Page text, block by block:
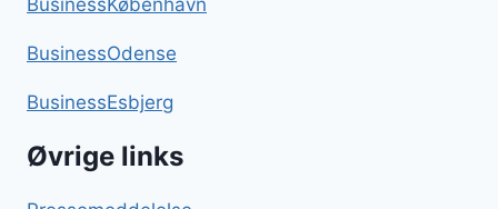
BusinessKøbenhavn
BusinessOdense
BusinessEsbjerg
Øvrige links